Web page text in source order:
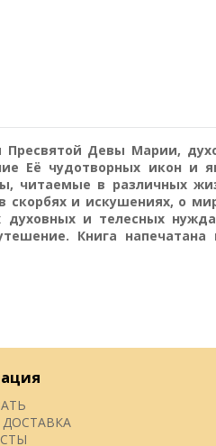
Пресвятой Девы Марии,
Её чудотворных икон и
читаемые в различных
скорбях и искушениях, о
духовных и телесных
Книга